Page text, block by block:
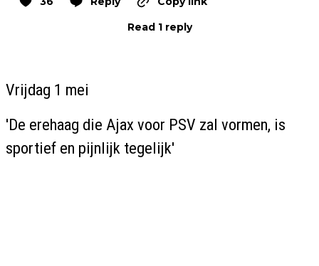
Read 1 reply
Vrijdag 1 mei
'De erehaag die Ajax voor PSV zal vormen, is
sportief en pijnlijk tegelijk'